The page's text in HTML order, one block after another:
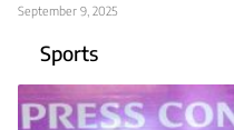
September 9, 2025
Sports